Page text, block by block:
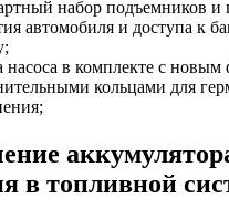
набор подъемников и
автомобиля и доступа к
насоса в комплекте с новым
кольцами для
в топливной